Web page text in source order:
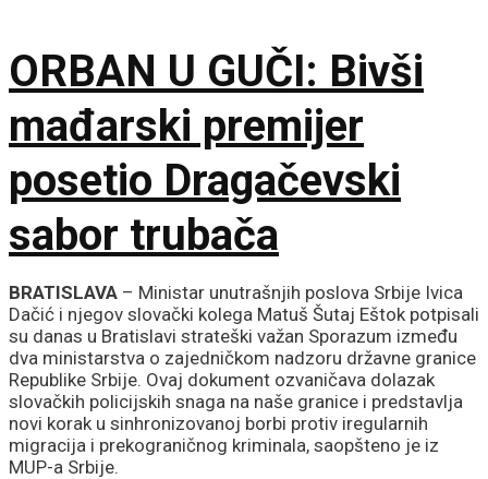
ORBAN U GUČI: Bivši
mađarski premijer
posetio Dragačevski
sabor trubača
BRATISLAVA – Ministar unutrašnjih poslova Srbije Ivica
Dačić i njegov slovački kolega Matuš Šutaj Eštok potpisali
su danas u Bratislavi strateški važan Sporazum između
dva ministarstva o zajedničkom nadzoru državne granice
Republike Srbije. Ovaj dokument ozvaničava dolazak
slovačkih policijskih snaga na naše granice i predstavlja
novi korak u sinhronizovanoj borbi protiv iregularnih
migracija i prekograničnog kriminala, saopšteno je iz
MUP-a Srbije.